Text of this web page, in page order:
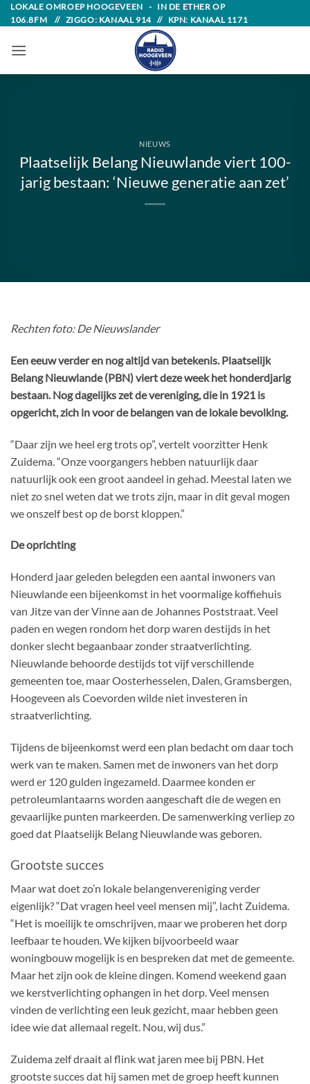
Skip
to
content
LOKALE OMROEP HOOGEVEEN - IN DE ETHER OP
106.8FM // ZIGGO: KANAAL 914 // KPN: KANAAL 1171
NIEUWS
Plaatselijk Belang Nieuwlande viert 100-
jarig bestaan: ‘Nieuwe generatie aan zet’
Rechten foto: De Nieuwslander
Een eeuw verder en nog altijd van betekenis. Plaatselijk
Belang Nieuwlande (PBN) viert deze week het honderdjarig
bestaan. Nog dagelijks zet de vereniging, die in 1921 is
opgericht, zich in voor de belangen van de lokale bevolking.
“Daar zijn we heel erg trots op”, vertelt voorzitter Henk
Zuidema. “Onze voorgangers hebben natuurlijk daar
natuurlijk ook een groot aandeel in gehad. Meestal laten we
niet zo snel weten dat we trots zijn, maar in dit geval mogen
we onszelf best op de borst kloppen.”
De oprichting
Honderd jaar geleden belegden een aantal inwoners van
Nieuwlande een bijeenkomst in het voormalige koffiehuis
van Jitze van der Vinne aan de Johannes Poststraat. Veel
paden en wegen rondom het dorp waren destijds in het
donker slecht begaanbaar zonder straatverlichting.
Nieuwlande behoorde destijds tot vijf verschillende
gemeenten toe, maar Oosterhesselen, Dalen, Gramsbergen,
Hoogeveen als Coevorden wilde niet investeren in
straatverlichting.
Tijdens de bijeenkomst werd een plan bedacht om daar toch
werk van te maken. Samen met de inwoners van het dorp
werd er 120 gulden ingezameld. Daarmee konden er
petroleumlantaarns worden aangeschaft die de wegen en
gevaarlijke punten markeerden. De samenwerking verliep zo
goed dat Plaatselijk Belang Nieuwlande was geboren.
Grootste succes
Maar wat doet zo’n lokale belangenvereniging verder
eigenlijk? “Dat vragen heel veel mensen mij”, lacht Zuidema.
“Het is moeilijk te omschrijven, maar we proberen het dorp
leefbaar te houden. We kijken bijvoorbeeld waar
woningbouw mogelijk is en bespreken dat met de gemeente.
Maar het zijn ook de kleine dingen. Komend weekend gaan
we kerstverlichting ophangen in het dorp. Veel mensen
vinden de verlichting een leuk gezicht, maar hebben geen
idee wie dat allemaal regelt. Nou, wij dus.”
Zuidema zelf draait al flink wat jaren mee bij PBN. Het
grootste succes dat hij samen met de groep heeft kunnen